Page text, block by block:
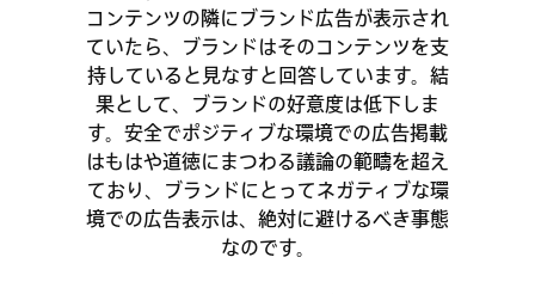
コンテンツの隣にブランド広告が表示され
ていたら、ブランドはそのコンテンツを支
持していると見なすと回答しています。結
果として、ブランドの好意度は低下しま
す。安全でポジティブな環境での広告掲載
はもはや道徳にまつわる議論の範疇を超え
ており、ブランドにとってネガティブな環
境での広告表示は、絶対に避けるべき事態
なのです。